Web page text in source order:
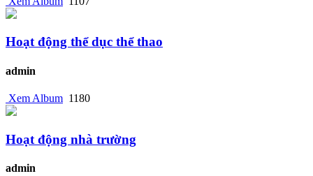
Hoạt động thể dục thể thao
admin
Xem Album 1180
Hoạt động nhà trường
admin